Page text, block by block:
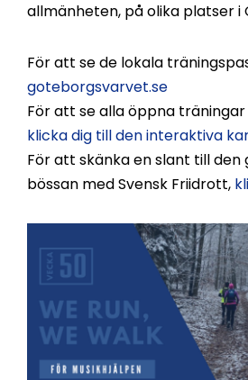
allmänheten, på olika platser i
För att se de lokala
goteborgsvarvet.se
För att se alla öppna träningar
klicka dig till den interaktiva
För att skänka en slant till
bössan med Svensk Friidrott,